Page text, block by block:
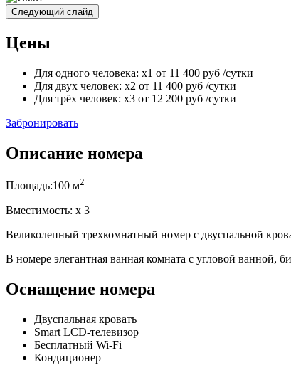
Следующий слайд
Цены
Для одного человека: x1 от 11 400 руб /сутки
Для двух человек: x2 от 11 400 руб /сутки
Для трёх человек: x3 от 12 200 руб /сутки
Забронировать
Описание номера
Площадь:100 м2
Вместимость: x 3
Великолепный трехкомнатный номер с двуспальной
В номере элегантная ванная комната с угловой
Оснащение номера
Двуспальная кровать
Smart LCD-телевизор
Бесплатный Wi-Fi
Кондиционер